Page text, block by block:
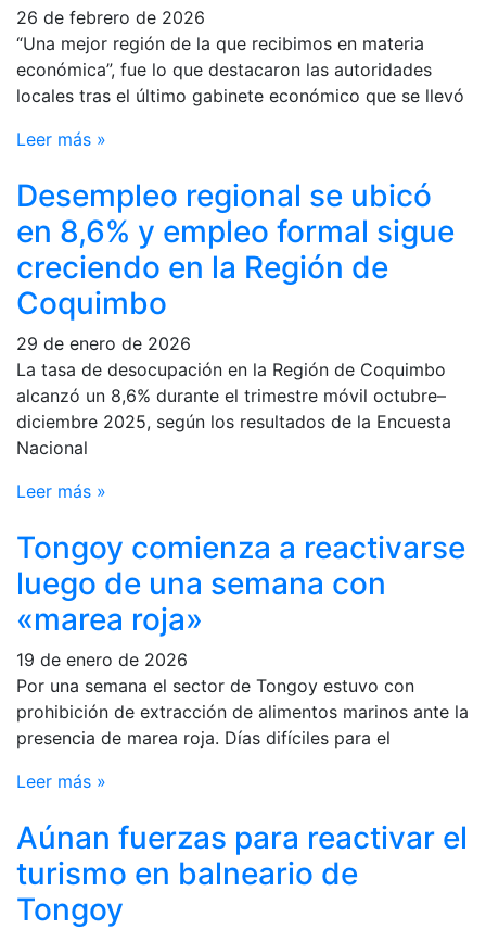
26 de febrero de 2026
“Una mejor región de la que recibimos en materia
económica”, fue lo que destacaron las autoridades
locales tras el último gabinete económico que se llevó
Leer más »
Desempleo regional se ubicó
en 8,6% y empleo formal sigue
creciendo en la Región de
Coquimbo
29 de enero de 2026
La tasa de desocupación en la Región de Coquimbo
alcanzó un 8,6% durante el trimestre móvil octubre–
diciembre 2025, según los resultados de la Encuesta
Nacional
Leer más »
Tongoy comienza a reactivarse
luego de una semana con
«marea roja»
19 de enero de 2026
Por una semana el sector de Tongoy estuvo con
prohibición de extracción de alimentos marinos ante la
presencia de marea roja. Días difíciles para el
Leer más »
Aúnan fuerzas para reactivar el
turismo en balneario de
Tongoy